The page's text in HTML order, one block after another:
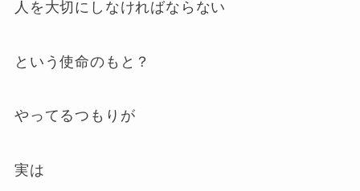
人を大切にしなければならない
という使命のもと？
やってるつもりが
実は